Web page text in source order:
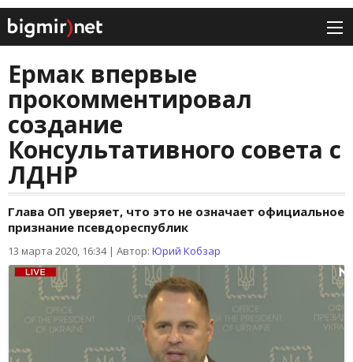
Ермак впервые
прокомментировал
создание
Консультативного совета с
ЛДНР
Глава ОП уверяет, что это не означает официальное
признание псевдореспублик
13 марта 2020, 16:34| Автор: Юрий Кобзар